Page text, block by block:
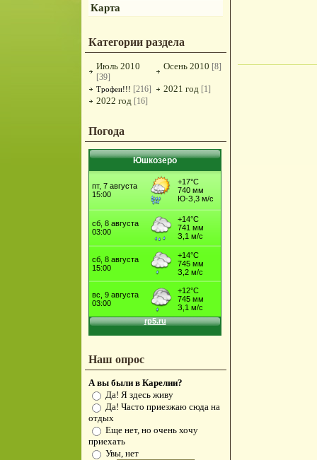
Карта
Категории раздела
Июль 2010
[39]
Осень 2010 [8]
Трофеи!!! [216] 2021 год [1]
2022 год [16]
Погода
Юшкозеро
Наш опрос
А вы были в Карелии?
Да! Я здесь живу
Да! Часто приезжаю сюда на
отдых
Еще нет, но очень хочу
приехать
Увы, нет